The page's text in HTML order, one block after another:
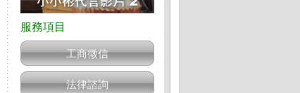
工商徵信
法律諮詢